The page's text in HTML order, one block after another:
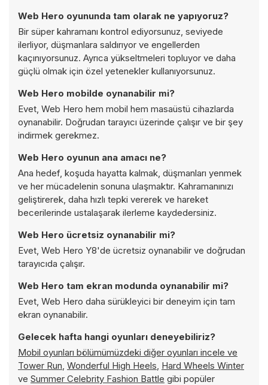
Web Hero oyununda tam olarak ne yapıyoruz?
Bir süper kahramanı kontrol ediyorsunuz, seviyede
ilerliyor, düşmanlara saldırıyor ve engellerden
kaçınıyorsunuz. Ayrıca yükseltmeleri topluyor ve daha
güçlü olmak için özel yetenekler kullanıyorsunuz.
Web Hero mobilde oynanabilir mi?
Evet, Web Hero hem mobil hem masaüstü cihazlarda
oynanabilir. Doğrudan tarayıcı üzerinde çalışır ve bir şey
indirmek gerekmez.
Web Hero oyunun ana amacı ne?
Ana hedef, koşuda hayatta kalmak, düşmanları yenmek
ve her mücadelenin sonuna ulaşmaktır. Kahramanınızı
geliştirerek, daha hızlı tepki vererek ve hareket
becerilerinde ustalaşarak ilerleme kaydedersiniz.
Web Hero ücretsiz oynanabilir mi?
Evet, Web Hero Y8'de ücretsiz oynanabilir ve doğrudan
tarayıcıda çalışır.
Web Hero tam ekran modunda oynanabilir mi?
Evet, Web Hero daha sürükleyici bir deneyim için tam
ekran oynanabilir.
Gelecek hafta hangi oyunları deneyebiliriz?
Mobil oyunları bölümümüzdeki diğer oyunları incele ve
Tower Run, Wonderful High Heels, Hard Wheels Winter
ve Summer Celebrity Fashion Battle gibi popüler